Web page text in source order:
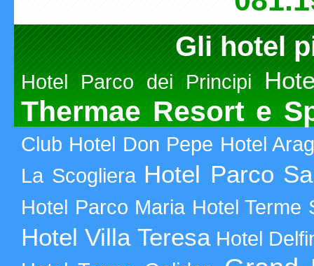
Gli hotel
Hotel Parco dei Principi
Thermae Resort e
Club Hotel Don Pepe Hotel
La Scogliera Hotel Parco
Hotel Parco Maria Hotel Terme
Hotel Villa Teresa Hotel